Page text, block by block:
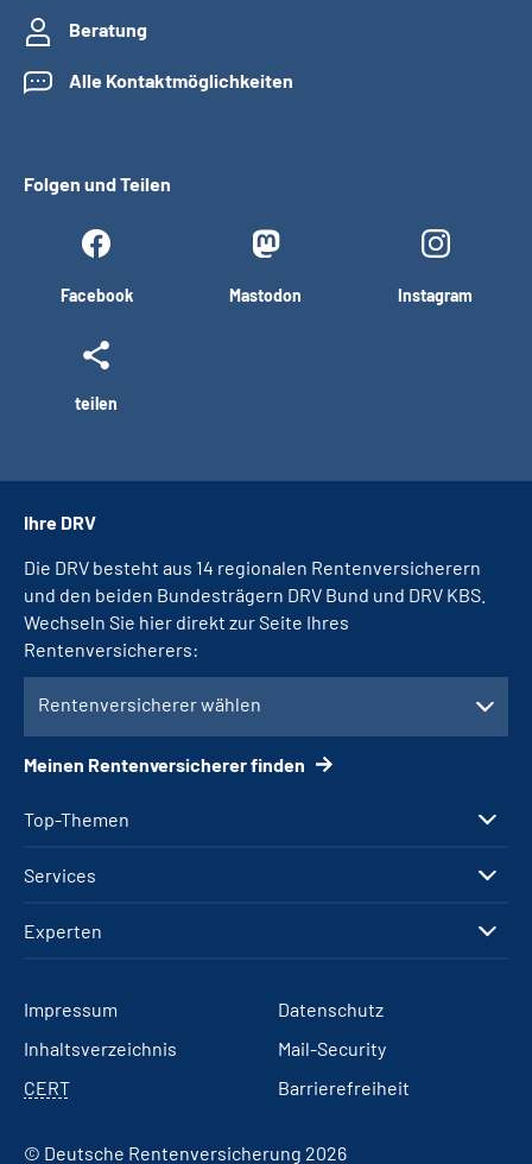
Beratung
Alle Kontaktmöglichkeiten
Folgen und Teilen
Facebook Mastodon Instagram
teilen
Top-Themen
Services
Experten
Ihre DRV
Die DRV besteht aus 14 regionalen Rentenversicherern
und den beiden Bundesträgern DRV Bund und DRV KBS.
Wechseln Sie hier direkt zur Seite Ihres
Rentenversicherers:
Rentenversicherer wählen
Meinen Rentenversicherer finden
Impressum
Datenschutz
Inhaltsverzeichnis
Mail-Security
CERT
Barrierefreiheit
© Deutsche Rentenversicherung 2026